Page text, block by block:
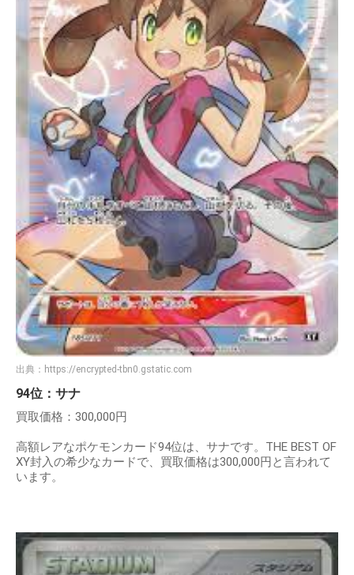
出典： https://encrypted-tbn0.gstatic.com
94位：サナ
買取価格：300,000円
高額レアなポケモンカード94位は、サナです。THE BEST OF
XY封入の希少なカードで、買取価格は300,000円と言われて
います。